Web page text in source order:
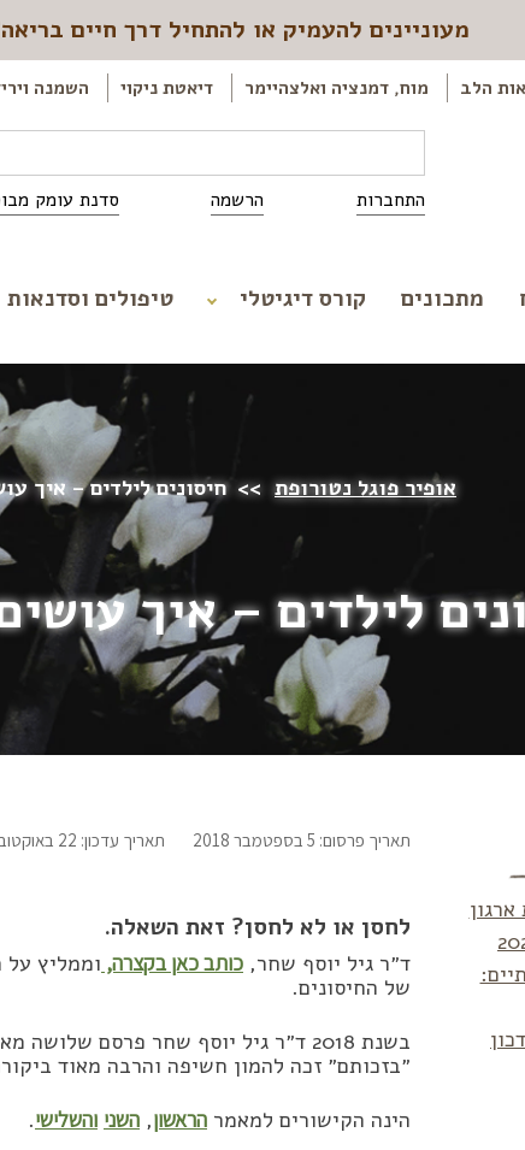
מעוניינים להעמיק או להתחיל דרך חיים
הלב מוח, דמנציה ואלצהיימר דיאטת ניקוי השמנה
התחברות הרשמה סדנת עומק
מתכונים קורס דיגיטלי טיפולים וסדנאות
אופיר פוגל נטורופת >> חיסונים לילדים – איך
לילדים – איך
תאריך פרסום: 5 בספטמבר 2018 תאריך עדכון: 22 באוקטובר 2021
לחסן או לא לחסן? זאת השאלה.
ד״ר גיל יוסף שחר, כותב כאן בקצרה, וממליץ
של החיסונים.
בשנת 2018 ד״ר גיל יוסף שחר פרסם שלושה מאמרים מאוד נוקבים על
״בזכותם״ זכה להמון חשיפה והרבה מאוד
הינה הקישורים למאמר הראשון, השני והשלישי.